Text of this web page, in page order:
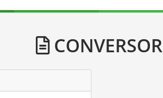
CONVERSOR